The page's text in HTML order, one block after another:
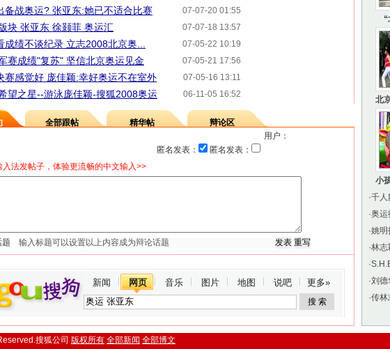
07-07-20 01:55
备战奥运? 张亚东:她已不适合比赛
07-07-18 13:57
块 张亚东 徐颢菲 奥运汇
07-05-22 10:19
成绩不谈纪录 立志2008北京奥...
07-05-21 17:56
赛成绩"复苏" 坚信北京奥运见金
07-05-16 13:11
赛感觉好 庞佳颖:幸好奥运不在室外
06-11-05 16:52
望之星--游泳庞佳颖-搜狐2008奥运
全部跟帖 精华帖
辩论区
用户：
匿名发表：
匿名发表：
法发帖子，体验更流畅的中文输入>>
题
新闻 网页 音乐 图片 地图 说吧 更多»
北
小
·千人
·奥运
·姚明
·林志
·
·刘德
·传林
搜狐公司 版权所有 全部新闻 全部博文